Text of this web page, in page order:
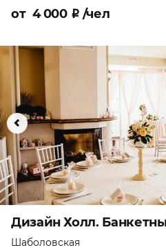
от 4 000 ₽ /чел
Дизайн Холл.
Шаболовская